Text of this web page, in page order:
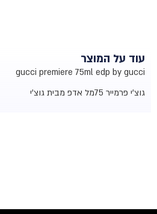
עוד על המוצר
gucci premiere 75ml edp by gucci
גוצ'י פרמייר 75מל אדפ מבית גוצ'י